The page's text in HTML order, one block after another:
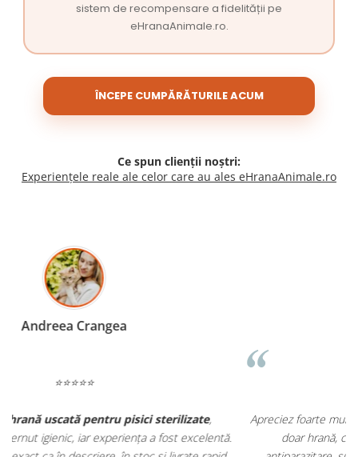
sistem de recompensare a fidelității pe
eHranaAnimale.ro.
ÎNCEPE CUMPĂRĂTURILE ACUM
Ce spun clienții noștri:
Experiențele reale ale celor care au ales eHranaAnimale.ro
Madalina Stancea
Apreciez foarte mult faptul că peehranaanimale.rogăsesc nu
doar hrană, ci și produse dinfarmacia veterinară: